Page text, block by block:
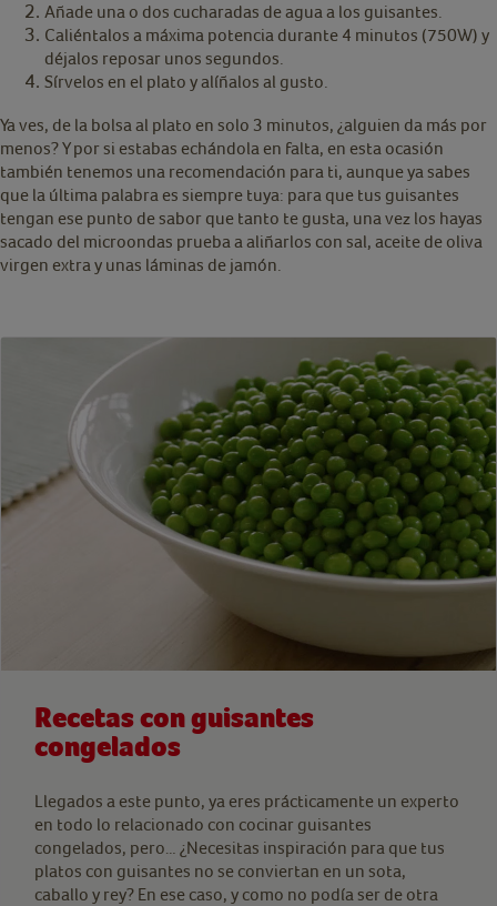
Añade una o dos cucharadas de agua a los guisantes.
Caliéntalos a máxima potencia durante 4 minutos (750W) y
déjalos reposar unos segundos.
Sírvelos en el plato y alíñalos al gusto.
Ya ves, de la bolsa al plato en solo 3 minutos, ¿alguien da más por
menos? Y por si estabas echándola en falta, en esta ocasión
también tenemos una recomendación para ti, aunque ya sabes
que la última palabra es siempre tuya: para que tus guisantes
tengan ese punto de sabor que tanto te gusta, una vez los hayas
sacado del microondas prueba a aliñarlos con sal, aceite de oliva
virgen extra y unas láminas de jamón.
Recetas con guisantes
congelados
Llegados a este punto, ya eres prácticamente un experto
en todo lo relacionado con cocinar guisantes
congelados, pero… ¿Necesitas inspiración para que tus
platos con guisantes no se conviertan en un sota,
caballo y rey? En ese caso, y como no podía ser de otra